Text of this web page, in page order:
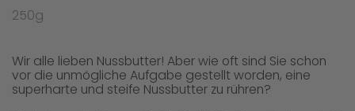
250g
Wir alle lieben Nussbutter! Aber wie oft sind Sie schon
vor die unmögliche Aufgabe gestellt worden, eine
superharte und steife Nussbutter zu rühren?